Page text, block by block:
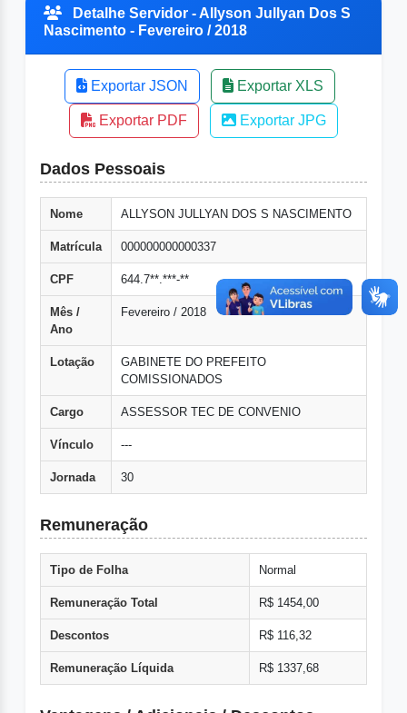
Detalhe Servidor - Allyson Jullyan Dos S
Nascimento - Fevereiro / 2018
Exportar JSON Exportar XLS
Exportar PDF Exportar JPG
Dados Pessoais
Nome ALLYSON JULLYAN DOS S NASCIMENTO
Matrícula 000000000000337
CPF 644.7**.***-**
Mês /
Ano
Fevereiro / 2018
Lotação
GABINETE DO PREFEITO
COMISSIONADOS
Cargo ASSESSOR TEC DE CONVENIO
Vínculo ---
Jornada 30
Remuneração
Tipo de Folha Normal
Remuneração Total R$ 1454,00
Descontos R$ 116,32
Remuneração Líquida R$ 1337,68